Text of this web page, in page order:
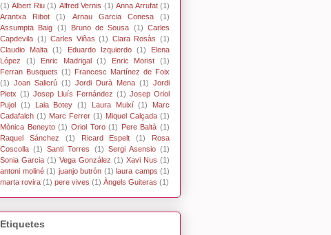
(1) Albert Riu (1) Alfred Vernis (1) Anna Arrufat (1)
Arantxa Ribot
(1) Arnau Garcia Conesa
(1)
Assumpta Baig (1) Bruno de Sousa (1) Carles
Capdevila (1) Carles Viñas (1) Clara Rosàs (1)
Claudio Malta
(1) Eduardo Izquierdo (1)
Elena
López
(1) Enric Madrigal (1) Enric Morist
(1)
Ferran Busquets (1) Francesc Martínez de Foix
(1) Joan Salicrú (1) Jordi Durà Mena (1) Jordi
Pietx (1) Josep Lluís Fernández (1) Josep Oriol
Pujol (1) Laia Botey (1) Laura Muixí (1)
Marc
Cadafalch (1) Marc Ferrer (1) Miquel Calçada (1)
Mònica Beneyto (1) Oriol Toro (1) Pere Baltà (1)
Raquel Sánchez
(1) Ricard Espelt (1)
Rosa
Coscolla (1) Santi Torres (1) Sergi Asensio (1)
Sonia Garcia (1) Vega González (1) Xavi Nus (1)
antoni moliné (1) juanjo butrón (1) laura camps (1)
marta rovira (1) pere vives (1) Àngels Guiteras (1)
Etiquetes